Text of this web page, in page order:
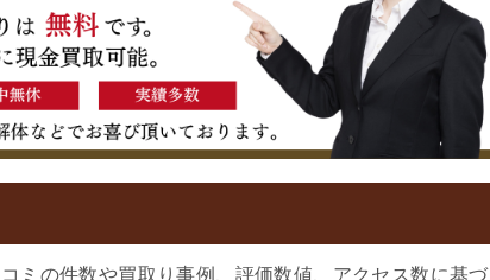
ミの件数や買取り事例、評価数値、アクセス数に基づ